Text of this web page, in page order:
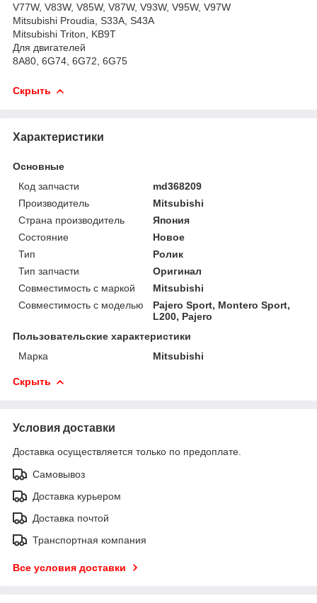
V77W, V83W, V85W, V87W, V93W, V95W, V97W
Mitsubishi Proudia, S33A, S43A
Mitsubishi Triton, KB9T
Для двигателей
8A80, 6G74, 6G72, 6G75
Скрыть
Характеристики
Основные
Код запчасти
md368209
Производитель
Mitsubishi
Страна производитель
Япония
Состояние
Новое
Тип
Ролик
Тип запчасти
Оригинал
Совместимость с маркой
Mitsubishi
Совместимость с моделью
Pajero Sport, Montero Sport,
L200, Pajero
Пользовательские характеристики
Марка
Mitsubishi
Скрыть
Условия доставки
Доставка осуществляется только по предоплате.
Самовывоз
Доставка курьером
Доставка почтой
Транспортная компания
Все условия доставки